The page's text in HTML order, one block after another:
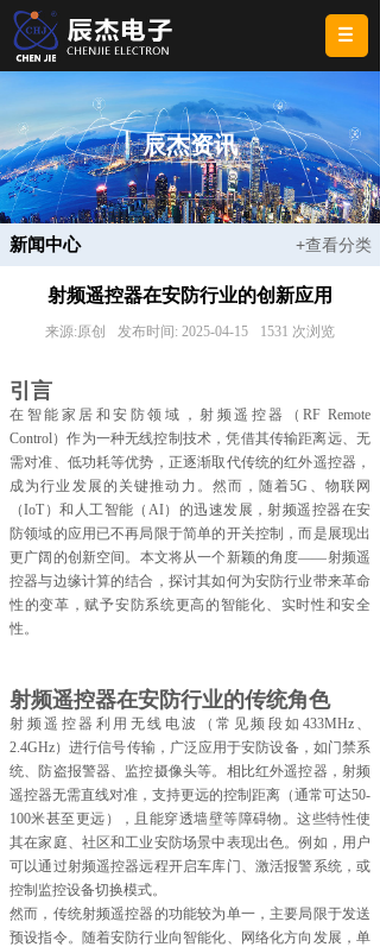
辰杰资讯
+查看分类
新闻中心
射频遥控器在安防行业的创新应用
来源:原创 发布时间: 2025-04-15 1531 次浏览
引言
在智能家居和安防领域，射频遥控器（RF Remote
Control）作为一种无线控制技术，凭借其传输距离远、无
需对准、低功耗等优势，正逐渐取代传统的红外遥控器，
成为行业发展的关键推动力。然而，随着5G、物联网
（IoT）和人工智能（AI）的迅速发展，射频遥控器在安
防领域的应用已不再局限于简单的开关控制，而是展现出
更广阔的创新空间。本文将从一个新颖的角度——射频遥
控器与边缘计算的结合，探讨其如何为安防行业带来革命
性的变革，赋予安防系统更高的智能化、实时性和安全
性。
射频遥控器在安防行业的传统角色
射频遥控器利用无线电波（常见频段如433MHz、
2.4GHz）进行信号传输，广泛应用于安防设备，如门禁系
统、防盗报警器、监控摄像头等。相比红外遥控器，射频
遥控器无需直线对准，支持更远的控制距离（通常可达50-
100米甚至更远），且能穿透墙壁等障碍物。这些特性使
其在家庭、社区和工业安防场景中表现出色。例如，用户
可以通过射频遥控器远程开启车库门、激活报警系统，或
控制监控设备切换模式。
然而，传统射频遥控器的功能较为单一，主要局限于发送
预设指令。随着安防行业向智能化、网络化方向发展，单